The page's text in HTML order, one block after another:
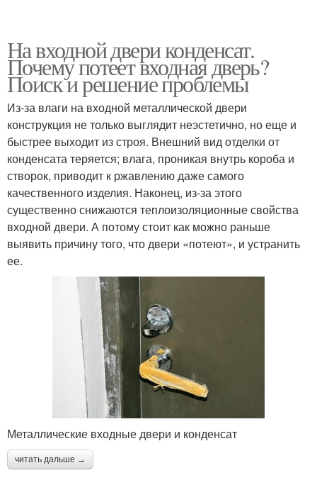
На входной двери конденсат.
Почему потеет входная дверь?
Поиск и решение проблемы
Из-за влаги на входной металлической двери
конструкция не только выглядит неэстетично, но еще и
быстрее выходит из строя. Внешний вид отделки от
конденсата теряется; влага, проникая внутрь короба и
створок, приводит к ржавлению даже самого
качественного изделия. Наконец, из-за этого
существенно снижаются теплоизоляционные свойства
входной двери. А потому стоит как можно раньше
выявить причину того, что двери «потеют», и устранить
ее.
Металлические входные двери и конденсат
читать дальше →